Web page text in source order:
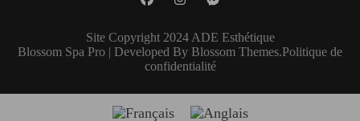
Site Copyright 2024 ADE Esthétique
Blossom Spa Pro | Developed By Blossom Themes.Politique de
confidentialité